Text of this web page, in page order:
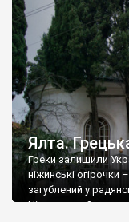
Ялта.
Греки залишили
ніжинські огірочки
загублений у
Ніжин греки?